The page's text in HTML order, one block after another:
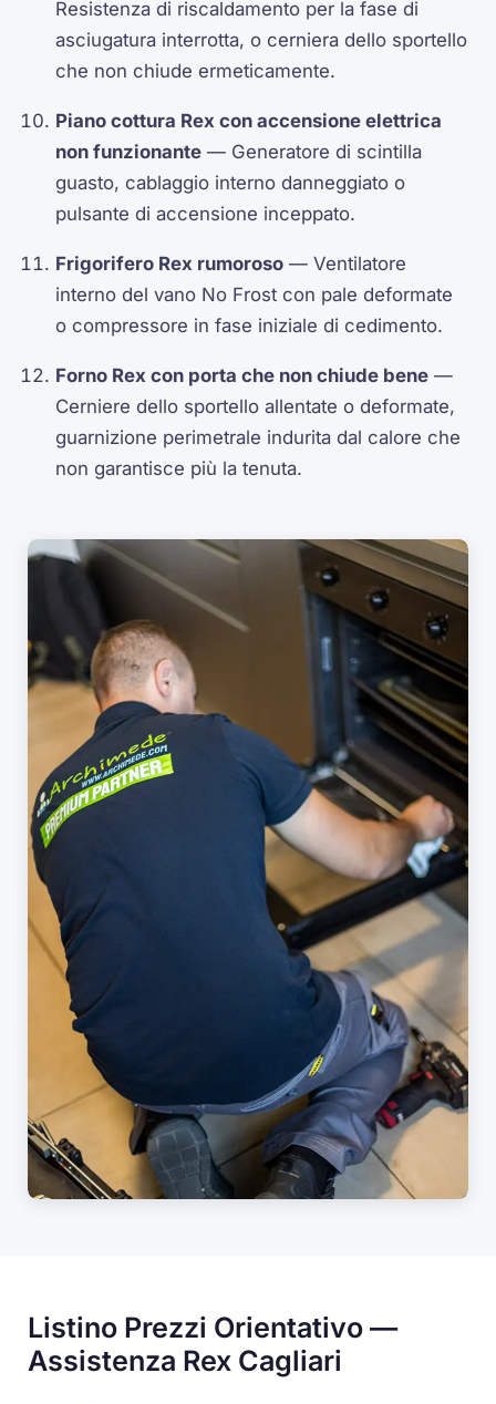
Resistenza di riscaldamento per la fase di
asciugatura interrotta, o cerniera dello sportello
che non chiude ermeticamente.
Piano cottura Rex con accensione elettrica
non funzionante — Generatore di scintilla
guasto, cablaggio interno danneggiato o
pulsante di accensione inceppato.
Frigorifero Rex rumoroso — Ventilatore
interno del vano No Frost con pale deformate
o compressore in fase iniziale di cedimento.
Forno Rex con porta che non chiude bene —
Cerniere dello sportello allentate o deformate,
guarnizione perimetrale indurita dal calore che
non garantisce più la tenuta.
Listino Prezzi Orientativo —
Assistenza Rex Cagliari